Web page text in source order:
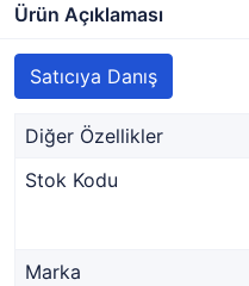
Ürün Açıklaması
Satıcıya Danış
Diğer Özellikler
Stok Kodu
Marka